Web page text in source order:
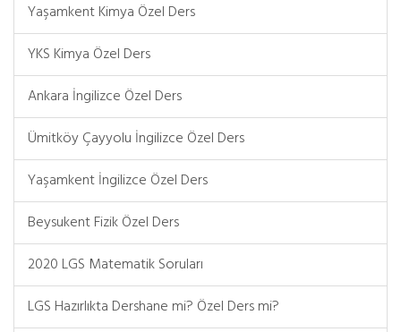
Yaşamkent Kimya Özel Ders
YKS Kimya Özel Ders
Ankara İngilizce Özel Ders
Ümitköy Çayyolu İngilizce Özel Ders
Yaşamkent İngilizce Özel Ders
Beysukent Fizik Özel Ders
2020 LGS Matematik Soruları
LGS Hazırlıkta Dershane mi? Özel Ders mi?